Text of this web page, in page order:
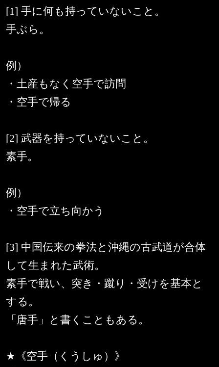
[1] 手に何も持っていないこと。
手ぶら。
例）
・土産もなく空手で訪問
・空手で帰る
[2] 武器を持っていないこと。
素手。
例）
・空手で立ち向かう
[3] 中国伝来の拳法と沖縄の古武道が合体
して生まれた武術。
素手で戦い、突き・蹴り・受けを基本と
する。
「唐手」と書くこともある。
★《空手（くうしゅ）》